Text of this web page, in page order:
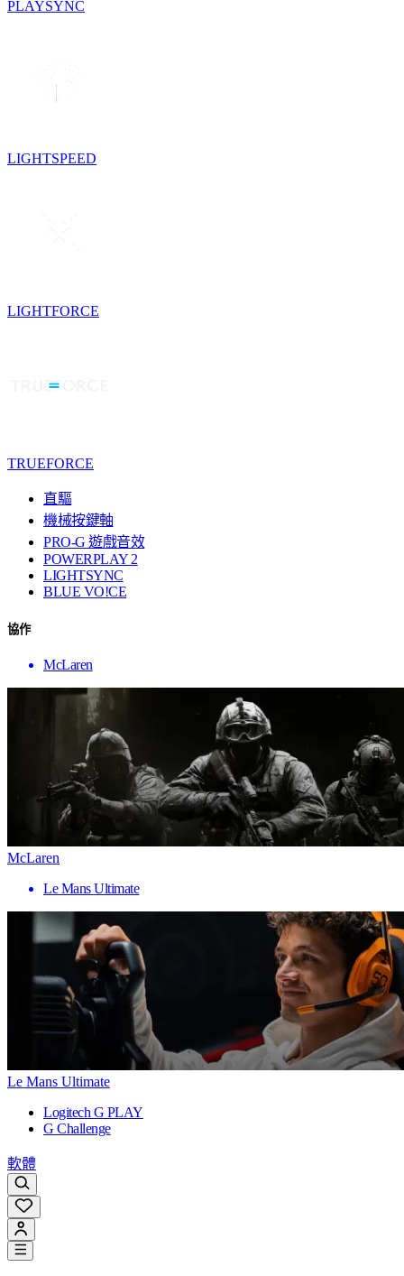
PLAYSYNC
LIGHTSPEED
LIGHTFORCE
TRUEFORCE
直驅
機械按鍵軸
PRO-G 遊戲音效
POWERPLAY 2
LIGHTSYNC
BLUE VO!CE
協作
McLaren
McLaren
Le Mans Ultimate
Le Mans Ultimate
Logitech G PLAY
G Challenge
軟體